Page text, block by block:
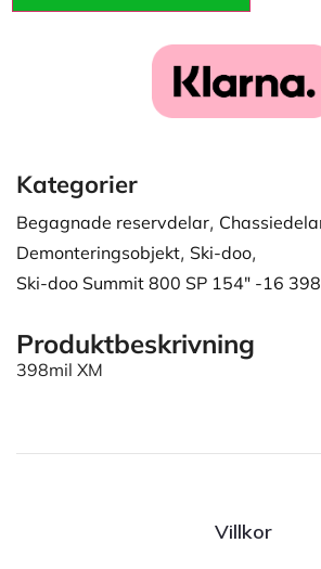
Kategorier
Begagnade reservdelar,
Demonteringsobjekt, Ski-doo,
Ski-doo Summit 800 SP 154" -16
Produktbeskrivning
398mil XM
Villkor